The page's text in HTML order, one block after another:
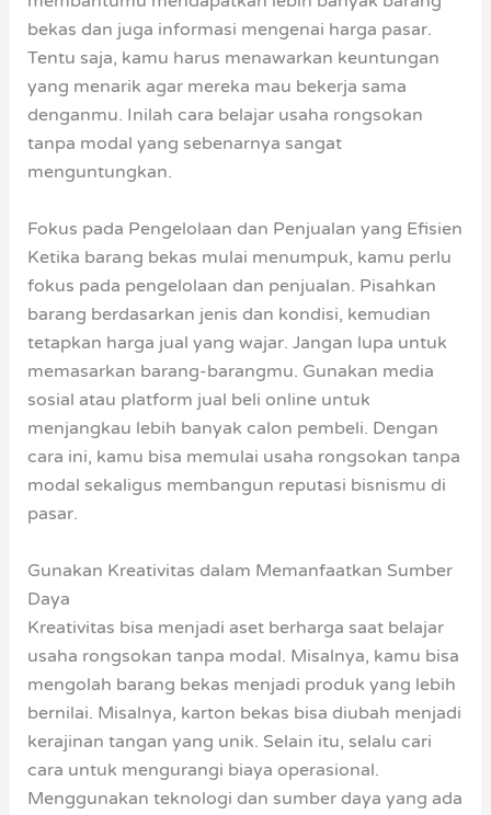
bekas dan juga informasi mengenai harga pasar.
Tentu saja, kamu harus menawarkan keuntungan
yang menarik agar mereka mau bekerja sama
denganmu. Inilah cara belajar usaha rongsokan
tanpa modal yang sebenarnya sangat
menguntungkan.
Fokus pada Pengelolaan dan Penjualan yang Efisien
Ketika barang bekas mulai menumpuk, kamu perlu
fokus pada pengelolaan dan penjualan. Pisahkan
barang berdasarkan jenis dan kondisi, kemudian
tetapkan harga jual yang wajar. Jangan lupa untuk
memasarkan barang-barangmu. Gunakan media
sosial atau platform jual beli online untuk
menjangkau lebih banyak calon pembeli. Dengan
cara ini, kamu bisa memulai usaha rongsokan tanpa
modal sekaligus membangun reputasi bisnismu di
pasar.
Gunakan Kreativitas dalam Memanfaatkan Sumber
Daya
Kreativitas bisa menjadi aset berharga saat belajar
usaha rongsokan tanpa modal. Misalnya, kamu bisa
mengolah barang bekas menjadi produk yang lebih
bernilai. Misalnya, karton bekas bisa diubah menjadi
kerajinan tangan yang unik. Selain itu, selalu cari
cara untuk mengurangi biaya operasional.
Menggunakan teknologi dan sumber daya yang ada